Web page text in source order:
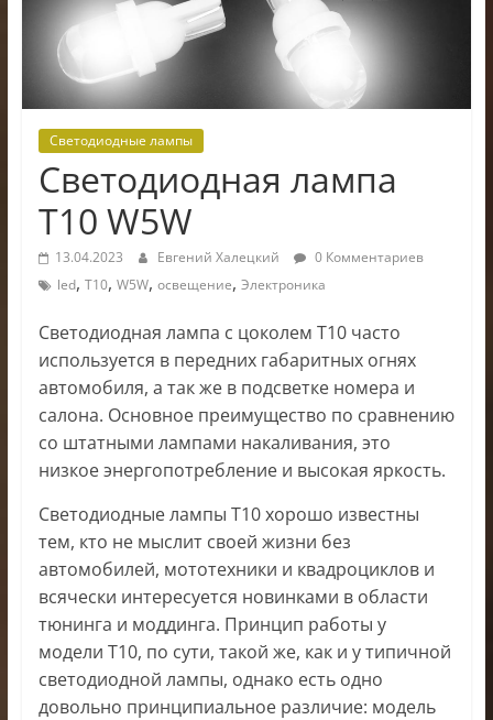
Светодиодные лампы
Светодиодная лампа
T10 W5W
13.04.2023 Евгений Халецкий
0 Комментариев
led, T10, W5W, освещение, Электроника
Светодиодная лампа с цоколем T10 часто
используется в передних габаритных огнях
автомобиля, а так же в подсветке номера и
салона. Основное преимущество по сравнению
со штатными лампами накаливания, это
низкое энергопотребление и высокая яркость.
Светодиодные лампы Т10 хорошо известны
тем, кто не мыслит своей жизни без
автомобилей, мототехники и квадроциклов и
всячески интересуется новинками в области
тюнинга и моддинга. Принцип работы у
модели Т10, по сути, такой же, как и у типичной
светодиодной лампы, однако есть одно
довольно принципиальное различие: модель